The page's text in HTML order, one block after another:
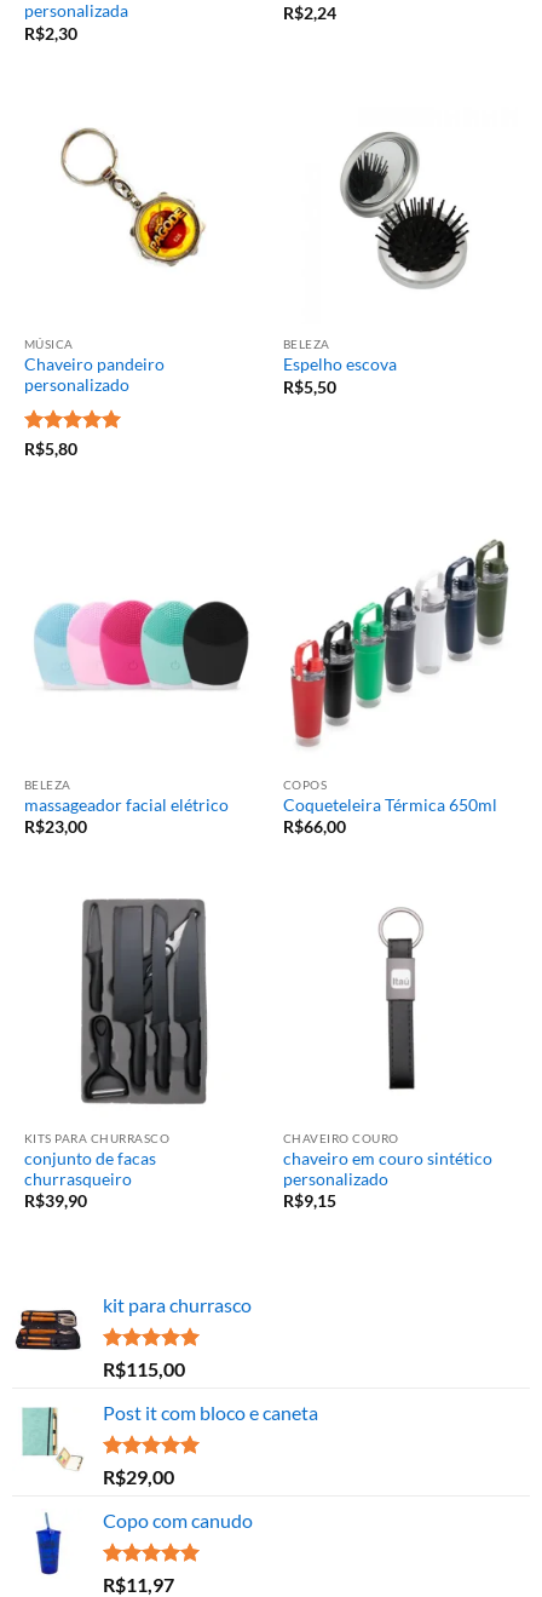
personalizada
R$2,30
R$2,24
MÚSICA
Chaveiro pandeiro
personalizado
Avaliação
R$5,80
BELEZA
Espelho escova
R$5,50
BELEZA
massageador facial elétrico
R$23,00
COPOS
Coqueteleira Térmica 650ml
R$66,00
KITS PARA CHURRASCO
conjunto de facas
churrasqueiro
R$39,90
CHAVEIRO COURO
chaveiro em couro sintético
personalizado
R$9,15
kit para churrasco
Avaliação
5.00
de 5
R$115,00
Post it com bloco e caneta
Avaliação
5.00
de 5
R$29,00
Copo com canudo
Avaliação
R$11,97